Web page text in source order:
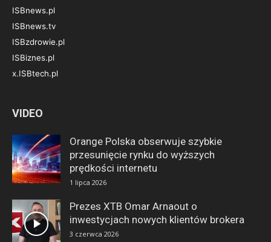
ISBnews.pl
ISBnews.tv
ISBzdrowie.pl
ISBiznes.pl
x.ISBtech.pl
VIDEO
Orange Polska obserwuje szybkie
przesunięcie rynku do wyższych
prędkości internetu
1 lipca 2026
Prezes XTB Omar Arnaout o
inwestycjach nowych klientów brokera
3 czerwca 2026